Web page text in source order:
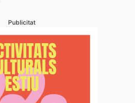
Publicitat